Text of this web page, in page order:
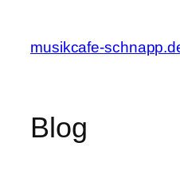
springen
musikcafe-
Blog